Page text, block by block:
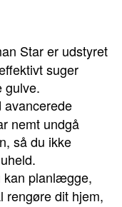
Star er udstyret
suger
gulve.
avancerede
nemt undgå
så du ikke
kan planlægge,
rengøre dit hjem,